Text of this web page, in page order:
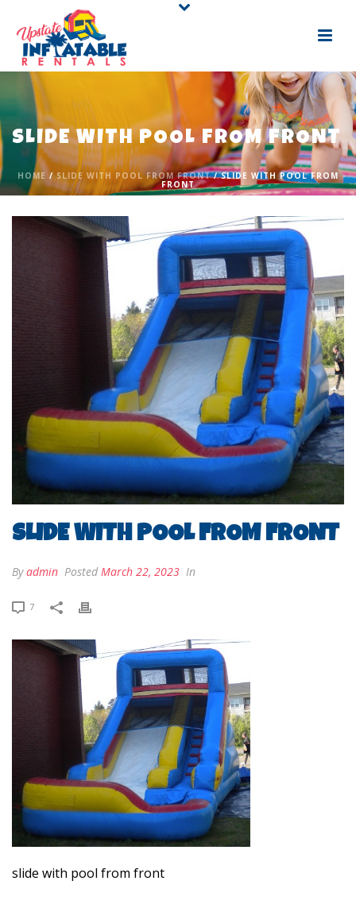
SLIDE WITH POOL FROM FRONT
HOME /SLIDE WITH POOL FROM FRONT/ SLIDE WITH POOL FROM
FRONT
SLIDE WITH POOL FROM FRONT
Byadmin Posted March 22, 2023 In
7
slide with pool from front